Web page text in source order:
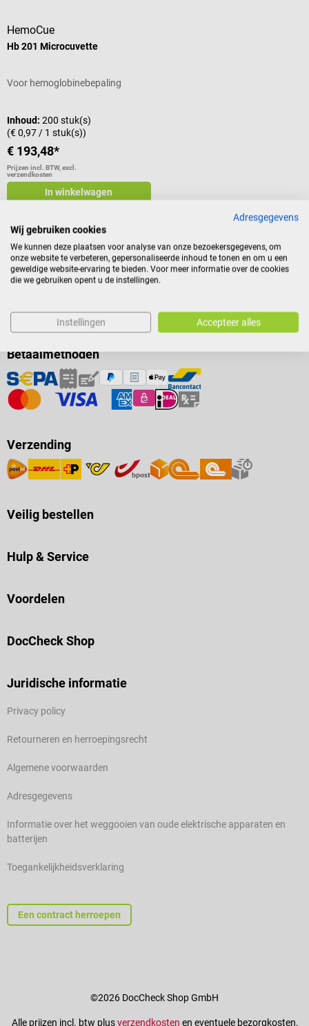
HemoCue
Hb 201 Microcuvette
Voor hemoglobinebepaling
Inhoud: 200 stuk(s)
(€ 0,97 / 1 stuk(s))
€ 193,48*
Prijzen incl. BTW, excl.
verzendkosten
In winkelwagen
Betaalmethoden
Verzending
Veilig bestellen
Hulp & Service
Voordelen
DocCheck Shop
Juridische informatie
Privacy policy
Retourneren en herroepingsrecht
Algemene voorwaarden
Adresgegevens
Informatie over het weggooien van oude elektrische apparaten en
batterijen
Toegankelijkheidsverklaring
Een contract herroepen
©2026 DocCheck Shop GmbH
Alle prijzen incl. btw plusverzendkosten en eventuele bezorgkosten,
Adresgegevens
Wij gebruiken cookies
We kunnen deze plaatsen voor analyse van onze bezoekersgegevens, om
onze website te verbeteren, gepersonaliseerde inhoud te tonen en om u een
geweldige website-ervaring te bieden. Voor meer informatie over de cookies
die we gebruiken opent u de instellingen.
Instellingen Accepteer alles